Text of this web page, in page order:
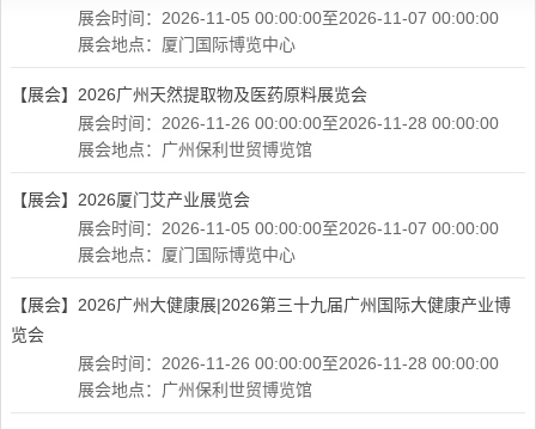
展会时间：2026-11-05 00:00:00至2026-11-07 00:00:00
展会地点：厦门国际博览中心
【展会】 2026广州天然提取物及医药原料展览会
展会时间：2026-11-26 00:00:00至2026-11-28 00:00:00
展会地点：广州保利世贸博览馆
【展会】 2026厦门艾产业展览会
展会时间：2026-11-05 00:00:00至2026-11-07 00:00:00
展会地点：厦门国际博览中心
【展会】 2026广州大健康展|2026第三十九届广州国际大健康产业博
览会
展会时间：2026-11-26 00:00:00至2026-11-28 00:00:00
展会地点：广州保利世贸博览馆